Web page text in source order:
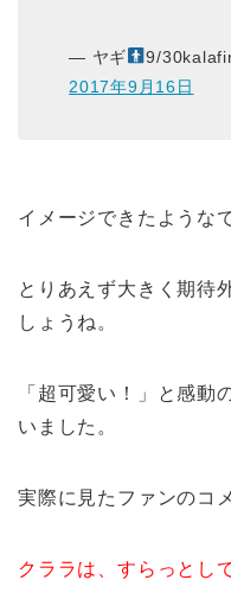
— ヤギ
9/
2017年9月16日
イメージできたような
とりあえず大きく期待
しょうね。
「超可愛い！」と感動
いました。
実際に見たファンのコ
クララは、すらっとし